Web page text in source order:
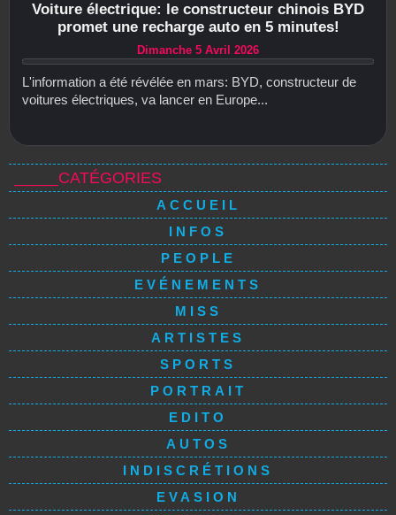
Voiture électrique: le constructeur chinois BYD
promet une recharge auto en 5 minutes!
Dimanche 5 Avril 2026
L'information a été révélée en mars: BYD, constructeur de
voitures électriques, va lancer en Europe...
_____CATÉGORIES
ACCUEIL
INFOS
PEOPLE
EVÉNEMENTS
MISS
ARTISTES
SPORTS
PORTRAIT
EDITO
AUTOS
INDISCRÉTIONS
EVASION